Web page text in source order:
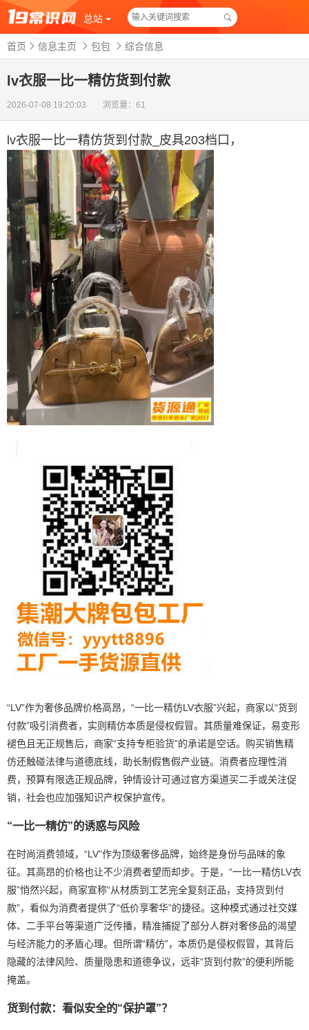
总站
首页 信息主页 包包 综合信息
lv衣服一比一精仿货到付款
2026-07-08 19:20:03 浏览量：61
lv衣服一比一精仿货到付款 _皮具203档口，
“LV”作为奢侈品牌价格高昂，“一比一精仿LV衣服”兴起，商家以“货到
付款”吸引消费者，实则精仿本质是侵权假冒。其质量难保证，易变形
褪色且无正规售后，商家“支持专柜验货”的承诺是空话。购买销售精
仿还触碰法律与道德底线，助长制假售假产业链。消费者应理性消
费，预算有限选正规品牌，钟情设计可通过官方渠道买二手或关注促
销，社会也应加强知识产权保护宣传。
“一比一精仿”的诱惑与风险
在时尚消费领域，“LV”作为顶级奢侈品牌，始终是身份与品味的象
征。其高昂的价格也让不少消费者望而却步。于是，“一比一精仿LV衣
服”悄然兴起，商家宣称“从材质到工艺完全复刻正品，支持货到付
款”，看似为消费者提供了“低价享奢华”的捷径。这种模式通过社交媒
体、二手平台等渠道广泛传播，精准捕捉了部分人群对奢侈品的渴望
与经济能力的矛盾心理。但所谓“精仿”，本质仍是侵权假冒，其背后
隐藏的法律风险、质量隐患和道德争议，远非“货到付款”的便利所能
掩盖。
货到付款：看似安全的“保护罩”？